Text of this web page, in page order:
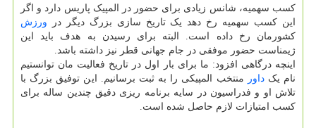
کسب سهمیه، شانس زیادی برای حضور در المپیک پاریس دارد و اگر
این کسب سهمیه رخ دهد یک تاریخ سازی بزرگ دیگر در ورزش
کشورمان رخ داده است. البته برای رسیدن به هدف باید این
ژیمناست حضور موفقی در جام جهانی قطر نیز داشته باشد.
اینچه درگاهی افزود: ما برای بار اول در تاریخ فعالیت مان توانستیم
نام یکداور
منتخب المپیکی را به ثبت برسانیم. این توفیق بزرگ با
تلاش او و فدراسیون در سایه برنامه ریزی دقیق چندین ساله برای
کسب امتیازات لازم حاصل شده است.